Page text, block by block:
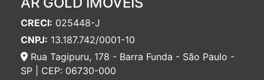
CRECI: 025448-J
CNPJ: 13.187.742/0001-10
Rua Tagipuru, 178 - Barra Funda - São Paulo -
SP | CEP: 06730-000